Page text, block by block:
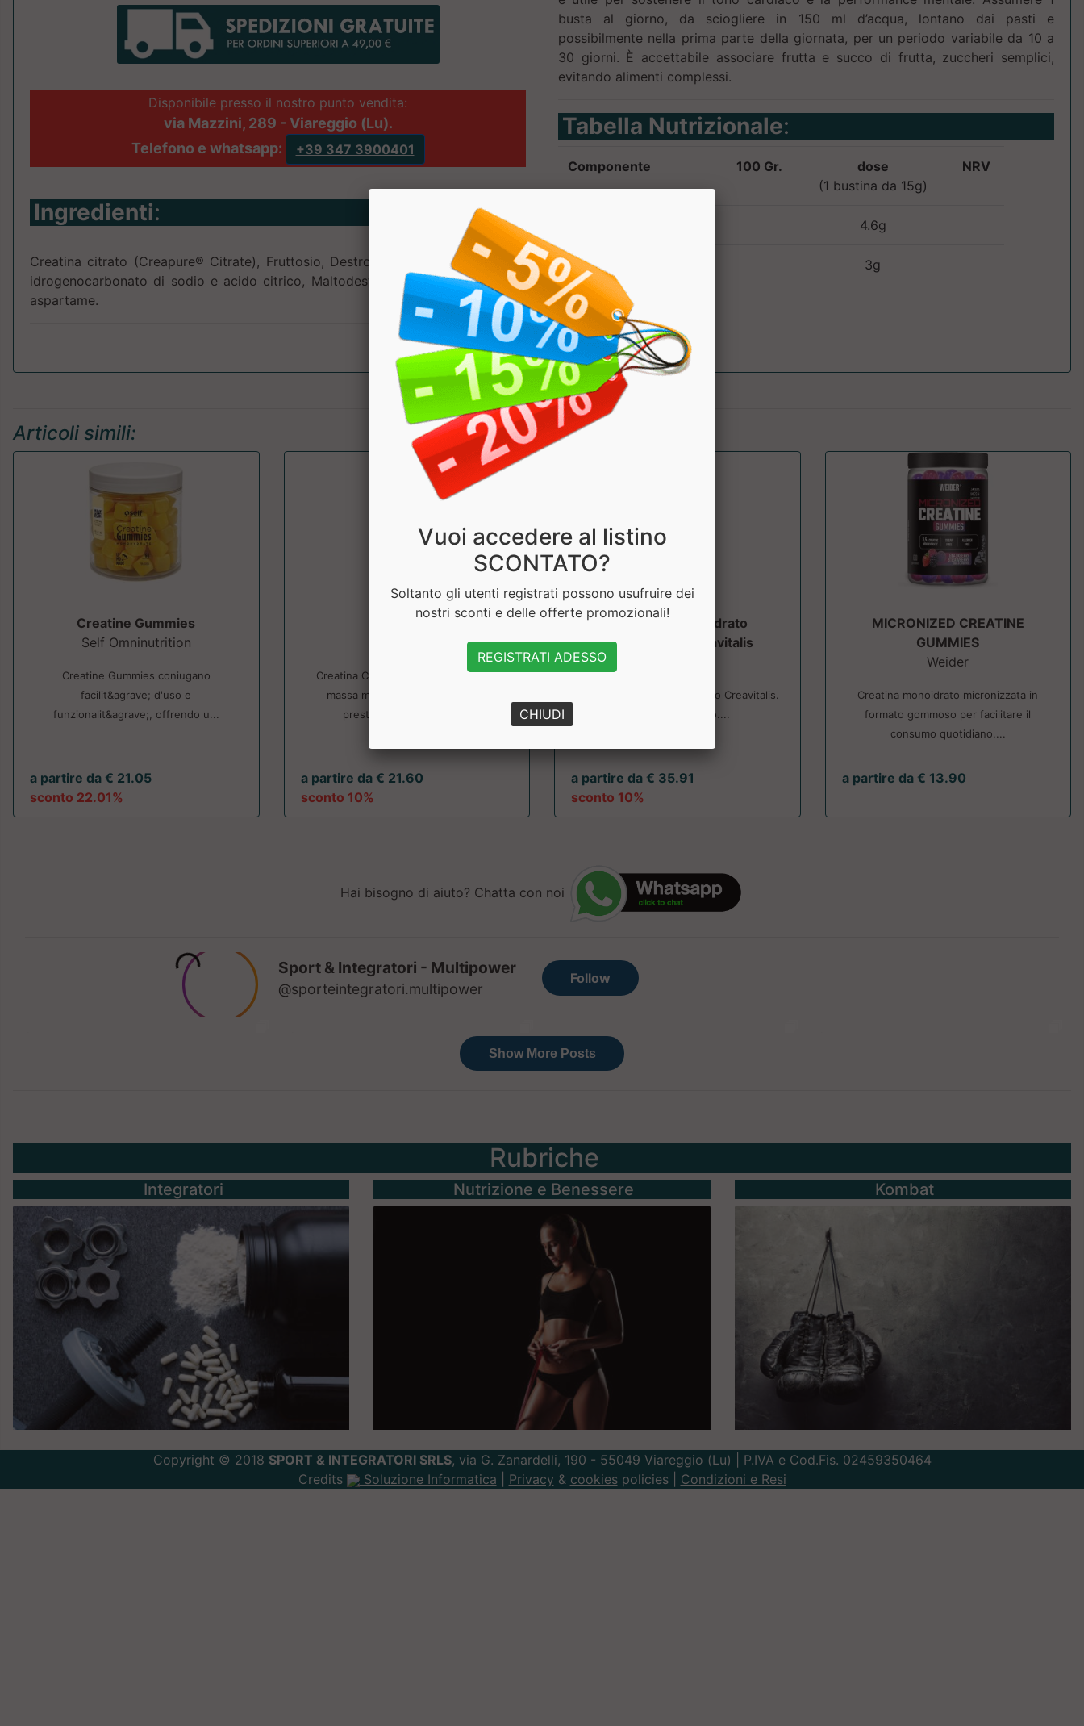
Disponibile presso il nostro punto vendita:
via Mazzini, 289 - Viareggio (Lu).
Telefono e whatsapp:
+39 347 3900401
Ingredienti:
Creatina citrato (Creapure® Citrate), Fruttosio, Destrosio, Correttori di acidità:
idrogenocarbonato di sodio e acido citrico, Maltodestrine, Aromi, Edulcorante:
aspartame.
busta al giorno, da sciogliere in 150 ml d’acqua, lontano dai pasti e
possibilmente nella prima parte della giornata, per un periodo variabile da 10 a
30 giorni. È accettabile associare frutta e succo di frutta, zuccheri semplici,
evitando alimenti complessi.
Tabella Nutrizionale:
Componente 100 Gr.
dose
(1 bustina da 15g)
NRV
4.6g
apporto in Creatina 3g
Articoli simili:
Creatine Gummies
Self Omninutrition
Creatine Gummies coniugano
facilit&agrave; d'uso e
funzionalit&agrave;, offrendo u...
a partire da € 21.05
sconto 22.01%
CREATYL
Creatina Creapure per aumentare la
massa muscolare e migliorare le
prestazioni. Prezzo sco...
a partire da € 21.60
sconto 10%
Creatina - monoidrato
micronizzata Creavitalis
Creatina in polvere. Brevetto Creavitalis.
Prodotto Scontato....
a partire da € 35.91
sconto 10%
MICRONIZED CREATINE
GUMMIES
Weider
Creatina monoidrato micronizzata in
formato gommoso per facilitare il
consumo quotidiano....
a partire da € 13.90
Hai bisogno di aiuto? Chatta con noi
Rubriche
Integratori Nutrizione e Benessere Kombat
Copyright © 2018 SPORT & INTEGRATORI SRLS, via G. Zanardelli, 190 - 55049 Viareggio (Lu) | P.IVA e Cod.Fis. 02459350464
Credits
Soluzione Informatica Privacy & cookiespolicies | Condizioni e Resi
Vuoi accedere al listino
SCONTATO?
Soltanto gli utenti registrati possono usufruire dei
nostri sconti e delle offerte promozionali!
REGISTRATI ADESSO
CHIUDI